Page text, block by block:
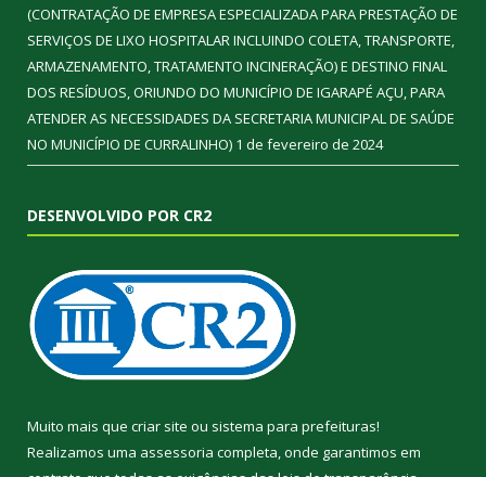
(CONTRATAÇÃO DE EMPRESA ESPECIALIZADA PARA PRESTAÇÃO DE
SERVIÇOS DE LIXO HOSPITALAR INCLUINDO COLETA, TRANSPORTE,
ARMAZENAMENTO, TRATAMENTO INCINERAÇÃO) E DESTINO FINAL
DOS RESÍDUOS, ORIUNDO DO MUNICÍPIO DE IGARAPÉ AÇU, PARA
ATENDER AS NECESSIDADES DA SECRETARIA MUNICIPAL DE SAÚDE
NO MUNICÍPIO DE CURRALINHO) 1 de fevereiro de 2024
DESENVOLVIDO POR CR2
Muito mais que criar site ou sistema para prefeituras!
Realizamos uma assessoria completa, onde garantimos em